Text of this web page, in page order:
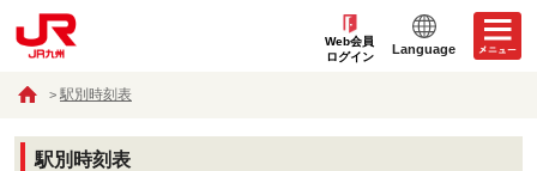
Web会員
ログイン
Language
駅別時刻表
駅別時刻表